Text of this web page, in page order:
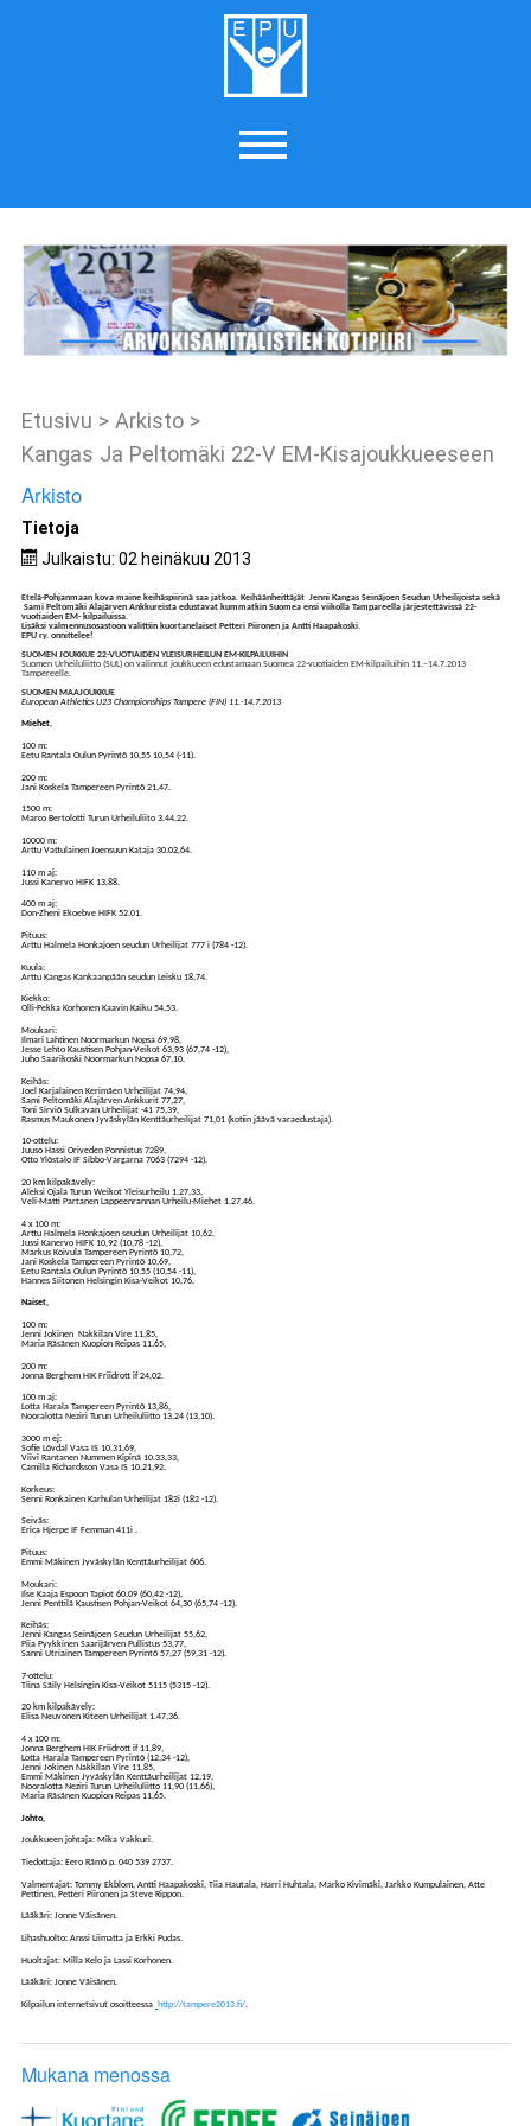
Etusivu > Arkisto >
Kangas Ja Peltomäki 22-V EM-Kisajoukkueeseen
Arkisto
Tietoja
Julkaistu: 02 heinäkuu 2013
Etelä-Pohjanmaan kova maine keihäspiirinä saa jatkoa. Keihäänheittäjät Jenni KangasSeinäjoen Seudun Urheilijoistasekä
Sami PeltomäkiAlajärven Ankkureistaedustavat kummatkin Suomea ensi viikolla Tampareella järjestettävissä 22-
vuotiaiden EM- kilpailuissa.
Lisäksi valmennusosastoon valittiin kuortanelaiset Petteri Piironen ja Antti Haapakoski.
EPU ry. onnittelee!
SUOMEN JOUKKUE 22-VUOTIAIDEN YLEISURHEILUN EM-KILPAILUIHIN
Suomen Urheiluliitto (SUL) on valinnut joukkueen edustamaan Suomea 22-vuotiaiden EM-kilpailuihin 11.–14.7.2013
Tampereelle.
SUOMEN MAAJOUKKUE
European Athletics U23 Championships Tampere (FIN) 11.-14.7.2013
Miehet,
100 m:
Eetu Rantala Oulun Pyrintö 10,55 10,54 (-11).
200 m:
Jani Koskela Tampereen Pyrintö 21,47.
1500 m:
Marco Bertolotti Turun Urheiluliito 3.44,22.
10000 m:
Arttu Vattulainen Joensuun Kataja 30.02,64.
110 m aj:
Jussi Kanervo HIFK 13,88.
400 m aj:
Don-Zheni Ekoebve HIFK 52.01.
Pituus:
Arttu Halmela Honkajoen seudun Urheilijat 777 i (784 -12).
Kuula:
Arttu Kangas Kankaanpään seudun Leisku 18,74.
Kiekko:
Olli-Pekka Korhonen Kaavin Kaiku 54,53.
Moukari:
Ilmari Lahtinen Noormarkun Nopsa 69,98,
Jesse Lehto Kaustisen Pohjan-Veikot 63,93 (67,74 -12),
Juho Saarikoski Noormarkun Nopsa 67,10.
Keihäs:
Joel Karjalainen Kerimäen Urheilijat 74,94,
Sami Peltomäki Alajärven Ankkurit 77,27,
Toni Sirviö Sulkavan Urheilijat -41 75,39,
Rasmus Maukonen Jyväskylän Kenttäurheilijat 71,01 (kotiin jäävä varaedustaja).
10-ottelu:
Juuso Hassi Oriveden Ponnistus 7289,
Otto Ylöstalo IF Sibbo-Vargarna 7063 (7294 -12).
20 km kilpakävely:
Aleksi Ojala Turun Weikot Yleisurheilu 1.27,33,
Veli-Matti Partanen Lappeenrannan Urheilu-Miehet 1.27,46.
4 x 100 m:
Arttu Halmela Honkajoen seudun Urheilijat 10,62,
Jussi Kanervo HIFK 10,92 (10,78 -12),
Markus Koivula Tampereen Pyrintö 10,72,
Jani Koskela Tampereen Pyrintö 10,69,
Eetu Rantala Oulun Pyrintö 10,55 (10,54 -11),
Hannes Siitonen Helsingin Kisa-Veikot 10,76.
Naiset,
100 m:
Jenni Jokinen Nakkilan Vire 11,85,
Maria Räsänen Kuopion Reipas 11,65,
200 m:
Jonna Berghem HIK Friidrott if 24,02.
100 m aj:
Lotta Harala Tampereen Pyrintö 13,86,
Nooralotta Neziri Turun Urheiluliitto 13,24 (13,10).
3000 m ej:
Sofie Lövdal Vasa IS 10.31,69,
Viivi Rantanen Nummen Kipinä 10.33,33,
Camilla Richardsson Vasa IS 10.21,92.
Korkeus:
Senni Ronkainen Karhulan Urheilijat 182i (182 -12).
Seiväs:
Erica Hjerpe IF Femman 411i .
Pituus:
Emmi Mäkinen Jyväskylän Kenttäurheilijat 606.
Moukari:
Ilse Kaaja Espoon Tapiot 60,09 (60,42 -12),
Jenni Penttilä Kaustisen Pohjan-Veikot 64,30 (65,74 -12).
Keihäs:
Jenni Kangas Seinäjoen Seudun Urheilijat 55,62,
Piia Pyykkinen Saarijärven Pullistus 53,77,
Sanni Utriainen Tampereen Pyrintö 57,27 (59,31 -12).
7-ottelu:
Tiina Säily Helsingin Kisa-Veikot 5115 (5315 -12).
20 km kilpakävely:
Elisa Neuvonen Kiteen Urheilijat 1.47,36.
4 x 100 m:
Jonna Berghem HIK Friidrott if 11,89,
Lotta Harala Tampereen Pyrintö (12,34 -12),
Jenni Jokinen Nakkilan Vire 11,85,
Emmi Mäkinen Jyväskylän Kenttäurheilijat 12,19,
Nooralotta Neziri Turun Urheiluliitto 11,90 (11,66),
Maria Räsänen Kuopion Reipas 11,65.
Johto,
Joukkueen johtaja: Mika Vakkuri.
Tiedottaja: Eero Rämö p. 040 539 2737.
Valmentajat: Tommy Ekblom, Antti Haapakoski, Tiia Hautala, Harri Huhtala, Marko Kivimäki, Jarkko Kumpulainen, Atte
Pettinen, Petteri Piironen ja Steve Rippon.
Lääkäri: Jonne Väisänen.
Lihashuolto: Anssi Liimatta ja Erkki Pudas.
Huoltajat: Milla Kelo ja Lassi Korhonen.
Lääkäri: Jonne Väisänen.
Kilpailun internetsivut osoitteessa http://tampere2013.fi/.
Mukana menossa